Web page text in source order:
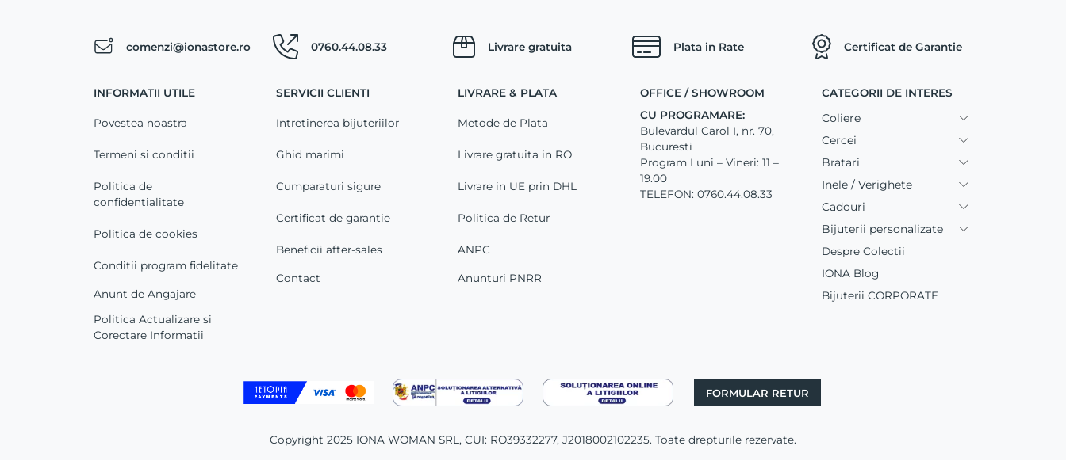
comenzi@ionastore.ro 0760.44.08.33 Livrare gratuita Plata in Rate Certificat de Garantie
INFORMATII UTILE
Povestea noastra
Termeni si conditii
Politica de
confidentialitate
Politica de cookies
Conditii program fidelitate
Anunt de Angajare
Politica Actualizare si
Corectare Informatii
SERVICII CLIENTI
Intretinerea bijuteriilor
Ghid marimi
Cumparaturi sigure
Certificat de garantie
Beneficii after-sales
Contact
LIVRARE & PLATA
Metode de Plata
Livrare gratuita in RO
Livrare in UE prin DHL
Politica de Retur
ANPC
Anunturi PNRR
OFFICE / SHOWROOM
CU PROGRAMARE:
Bulevardul Carol I, nr. 70,
Bucuresti
Program Luni – Vineri: 11 –
19.00
TELEFON: 0760.44.08.33
CATEGORII DE INTERES
Coliere
Cercei
Bratari
Inele / Verighete
Cadouri
Bijuterii personalizate
Despre Colectii
IONA Blog
Bijuterii CORPORATE
FORMULAR RETUR
Copyright 2025 IONA WOMAN SRL, CUI: RO39332277, J2018002102235. Toate drepturile rezervate.